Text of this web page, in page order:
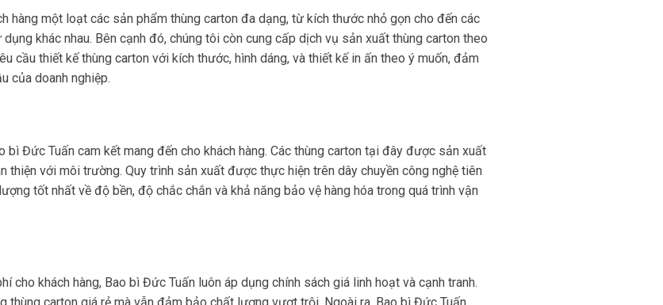
hàng một loạt các sản phẩm thùng carton đa dạng, từ kích thước nhỏ gọn cho đến các
khác nhau. Bên cạnh đó, chúng tôi còn cung cấp dịch vụ sản xuất thùng carton theo
cầu thiết kế thùng carton với kích thước, hình dáng, và thiết kế in ấn theo ý muốn, đảm
của doanh nghiệp.
bì Đức Tuấn cam kết mang đến cho khách hàng. Các thùng carton tại đây được sản xuất
thiện với môi trường. Quy trình sản xuất được thực hiện trên dây chuyền công nghệ tiên
tốt nhất về độ bền, độ chắc chắn và khả năng bảo vệ hàng hóa trong quá trình vận
cho khách hàng, Bao bì Đức Tuấn luôn áp dụng chính sách giá linh hoạt và cạnh tranh.